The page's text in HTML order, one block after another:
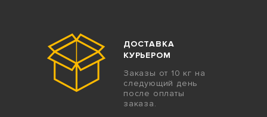
ДОСТАВКА
КУРЬЕРОМ
Заказы от 10 кг на
следующий день
после оплаты
заказа.